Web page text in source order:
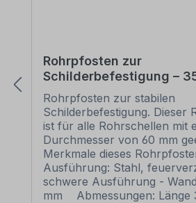
Rohrpfosten zur
Schilderbefestigung –
60 mm
Rohrpfosten zur stabilen
Schilderbefestigung. Dieser
ist für alle Rohrschellen mit
Durchmesser von 60 mm
Merkmale dieses
Ausführung: Stahl,
schwere Ausführung -
mm Abmessungen: Länge